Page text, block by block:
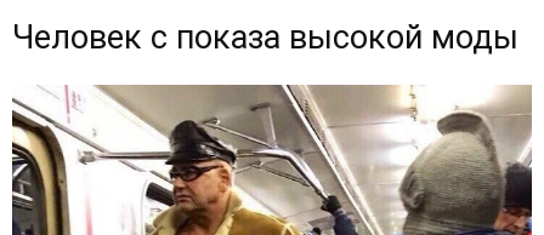
Человек с показа высокой моды